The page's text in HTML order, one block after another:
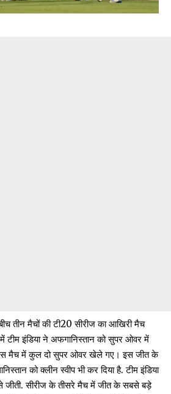
तीन मैचों की टी20 सीरीज का आखिरी मैच
इंडिया ने अफगानिस्तान को सुपर ओवर में
इस मैच में कुल दो सुपर ओवर खेले गए। इस जीत के
को क्लीन स्वीप भी कर दिया है. टीम इंडिया
सीरीज के तीसरे मैच में जीत के सबसे बड़े